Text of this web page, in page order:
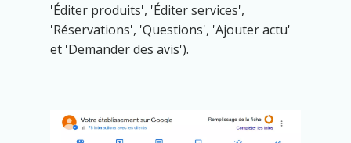
'Éditer produits', 'Éditer services',
'Réservations', 'Questions', 'Ajouter actu'
et 'Demander des avis').